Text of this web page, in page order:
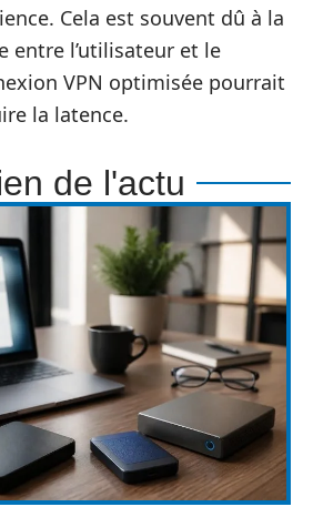
Cela est souvent dû à la
entre l’utilisateur et le
VPN optimisée pourrait
la latence.
de l'actu